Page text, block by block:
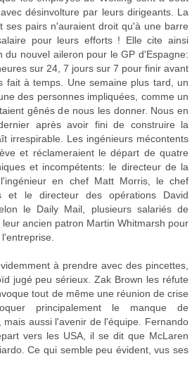
désinvolture par leurs dirigeants. La
ses pairs n'auraient droit qu'à une barre
pour leurs efforts ! Elle cite ainsi
du nouvel aileron pour le GP d'Espagne:
sur 24, 7 jours sur 7 pour finir avant
fait à temps. Une semaine plus tard, un
des personnes impliquées, comme un
gênés de nous les donner. Nous en
après avoir fini de construire la
irrespirable. Les ingénieurs mécontents
et réclameraient le départ de quatre
et incompétents: le directeur de la
en chef Matt Morris, le chef
et le directeur des opérations David
le Daily Mail, plusieurs salariés de
ancien patron Martin Whitmarsh pour
à prendre avec des pincettes,
jugé peu sérieux. Zak Brown les réfute
tout de même une réunion de crise
principalement le manque de
aussi l'avenir de l'équipe. Fernando
vers les USA, il se dit que McLaren
Ce qui semble peu évident, vus ses